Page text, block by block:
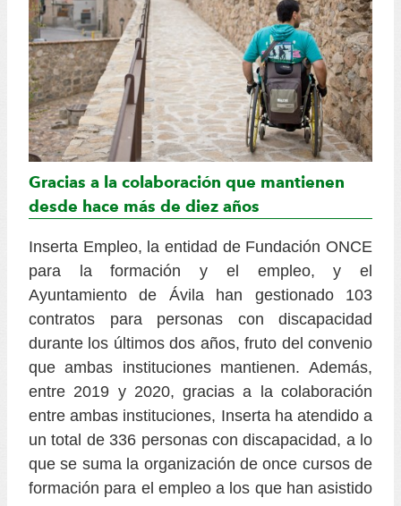
Gracias a la colaboración que mantienen
desde hace más de diez años
Inserta Empleo, la entidad de Fundación ONCE
para la formación y el empleo, y el
Ayuntamiento de Ávila han gestionado 103
contratos para personas con discapacidad
durante los últimos dos años, fruto del convenio
que ambas instituciones mantienen. Además,
entre 2019 y 2020, gracias a la colaboración
entre ambas instituciones, Inserta ha atendido a
un total de 336 personas con discapacidad, a lo
que se suma la organización de once cursos de
formación para el empleo a los que han asistido